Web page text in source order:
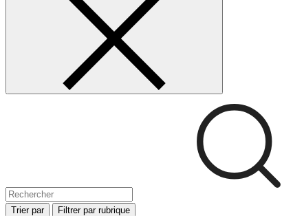
Trier par Filtrer par rubrique